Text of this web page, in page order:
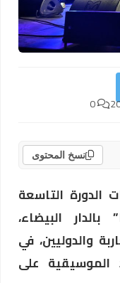
0
نسخ المحتوى
الدورة التاسعة
البيضاء،
والدوليين، في
الموسيقية على